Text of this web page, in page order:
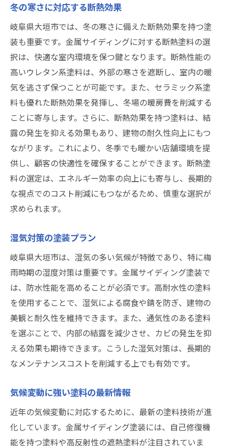
冬の寒さに対応する断熱効果
岐阜県大垣市では、冬の寒さに備えた断熱効果を持つ塗
装も重要です。金属サイディングに対する断熱塗料の選
択は、快適な室内環境を保つ鍵となります。断熱性能の
高いウレタン系塗料は、外部の寒さを遮断し、室内の暖
気を逃さず保つことが可能です。また、セラミック系塗
料も優れた断熱効果を発揮し、冬場の暖房費を削減する
ことに寄与します。さらに、断熱効果を持つ塗料は、結
露の発生を抑える効果もあり、建物の耐久性向上にもつ
ながります。これにより、冬季でも暖かい店舗環境を提
供し、顧客の快適性を確保することができます。断熱塗
料の選定は、エネルギー効率の向上にも寄与し、長期的
な視点でのコスト削減にもつながるため、慎重な選択が
求められます。
湿気対策の塗装プラン
岐阜県大垣市は、湿気の多い気候が特徴であり、特に梅
雨時期の湿度対策は重要です。金属サイディング塗装で
は、防水性能を高めることが必須です。高耐水性の塗料
を使用することで、湿気による腐食や錆を防ぎ、建物の
美観と耐久性を維持できます。また、通気性のある塗料
を選ぶことで、内部の結露を減少させ、カビの発生を抑
える効果も期待できます。こうした湿気対策は、長期的
なメンテナンスコストを削減する上でも有効です。
気候変動に強い塗料の最新情報
近年の気候変動に対応するために、最新の塗料技術が進
化しています。金属サイディング塗装には、自己修復機
能を持つ塗料や高反射性の遮熱塗料が注目されていま